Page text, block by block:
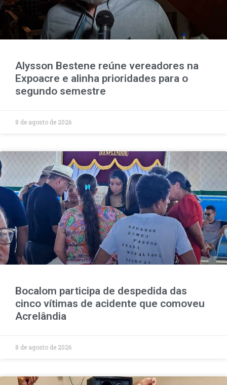
Alysson Bestene reúne vereadores na
Expoacre e alinha prioridades para o
segundo semestre
8 de agosto de 2026
Bocalom participa de despedida das
cinco vítimas de acidente que comoveu
Acrelândia
8 de agosto de 2026